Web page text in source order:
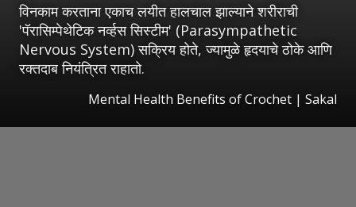
विनकाम करताना एकाच लयीत हालचाल झाल्याने शरीराची
'पॅरासिम्पेथेटिक नर्व्हस सिस्टीम' (Parasympathetic
Nervous System) सक्रिय होते, ज्यामुळे हृदयाचे ठोके आणि
रक्तदाब नियंत्रित राहातो.
Mental Health Benefits of Crochet | Sakal